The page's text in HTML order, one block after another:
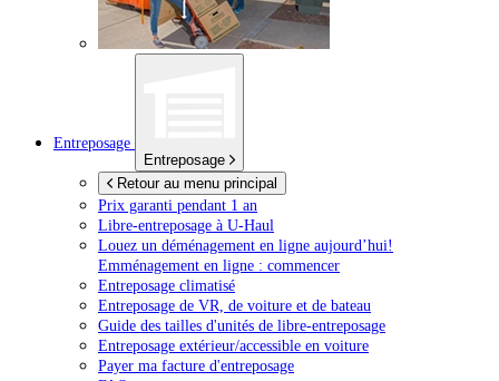
Entreposage
Entreposage
Retour au menu principal
Prix garanti pendant 1 an
Libre-entreposage à U-Haul
Louez un déménagement en ligne aujourd’hui!
Emménagement en ligne : commencer
Entreposage climatisé
Entreposage de VR, de voiture et de bateau
Guide des tailles d'unités de libre-entreposage
Entreposage extérieur/accessible en voiture
Payer ma facture d'entreposage